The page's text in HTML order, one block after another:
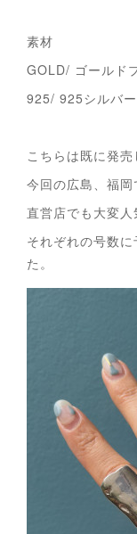
素材
GOLD/ ゴールド
925/ 925シルバー
こちらは既に発売
今回の広島、福岡
直営店でも大変人
それぞれの号数
た。